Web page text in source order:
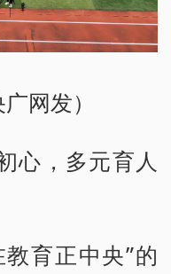
网发）
心，多元育人
育正中央”的